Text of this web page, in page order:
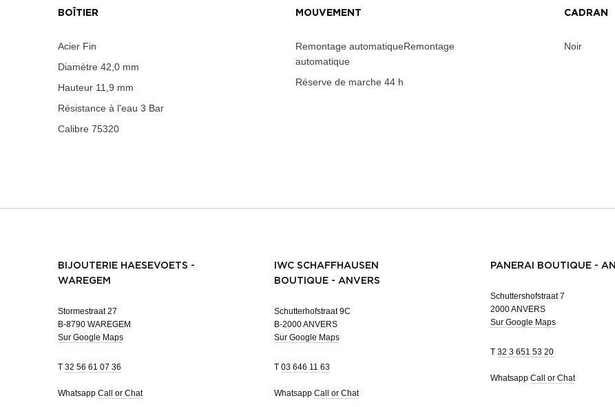
BOÎTIER
Acier Fin
Diamètre 42,0 mm
Hauteur 11,9 mm
Résistance à l'eau 3 Bar
Calibre 75320
MOUVEMENT
Remontage automatiqueRemontage
automatique
Réserve de marche 44 h
CADRAN
Noir
BIJOUTERIE HAESEVOETS -
WAREGEM
Stormestraat 27
B-8790 WAREGEM
Sur Google Maps
T 32 56 61 07 36
Whatsapp Call or Chat
IWC SCHAFFHAUSEN
BOUTIQUE - ANVERS
Schutterhofstraat 9C
B-2000 ANVERS
Sur Google Maps
T 03 646 11 63
Whatsapp Call or Chat
PANERAI BOUTIQUE -
Schuttershofstraat 7
2000 ANVERS
Sur Google Maps
T 32 3 651 53 20
Whatsapp Call or Chat